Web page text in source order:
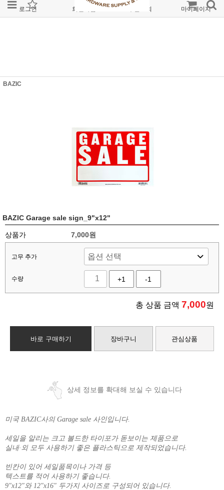
로그인 회원가입 주문조회 마이페이지
BAZIC
BAZIC Garage sale sign_9"x12"
상품가 7,000원
고무 추가
수량 +1 -1
총 상품 금액 7,000원
바로 구매하기 장바구니 관심상품
상세 정보를 확대해 보실 수 있습니다
미국 BAZIC사의 Garage sale 사인입니다.
세일을 알리는 크고 볼드한 타이포가 돋보이는 제품으로
실내·외 모두 사용하기 좋은 플라스틱으로 제작되었습니다.
빈칸이 있어 세일품목이나 가격 등
텍스트를 적어 사용하기 좋습니다.
9"x12"와 12"x16" 두가지 사이즈로 구성되어 있습니다.